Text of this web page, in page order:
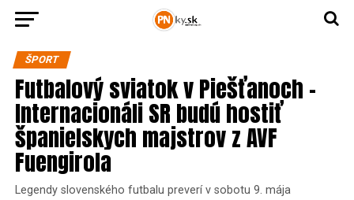
ŠPORT
Futbalový sviatok v Piešťanoch –
Internacionáli SR budú hostiť
španielskych majstrov z AVF
Fuengirola
Legendy slovenského futbalu preverí v sobotu 9. mája